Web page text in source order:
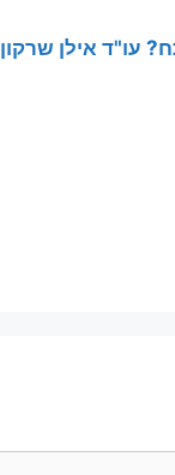
עו"ד אילן שרקון